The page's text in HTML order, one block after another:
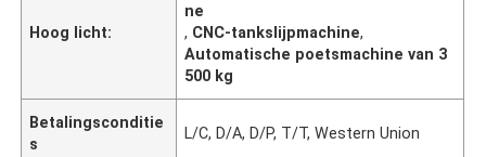
Hoog licht:
ne
, CNC-tankslijpmachine,
Automatische poetsmachine van 3
500 kg
Betalingsconditie
s
L/C, D/A, D/P, T/T, Western Union